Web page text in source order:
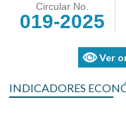
Circular No.
019-2025
Ver
INDICADORES